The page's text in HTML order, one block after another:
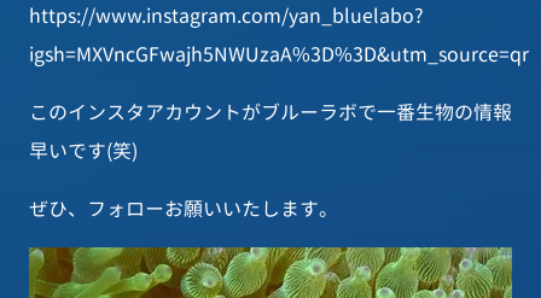
https://www.instagram.com/yan_bluelabo?
igsh=MXVncGFwajh5NWUzaA%3D%3D&utm_source=qr
このインスタアカウントがブルーラボで一番生物の情報
早いです(笑)
ぜひ、フォローお願いいたします。